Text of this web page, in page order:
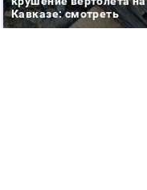
Кавказе: смотреть